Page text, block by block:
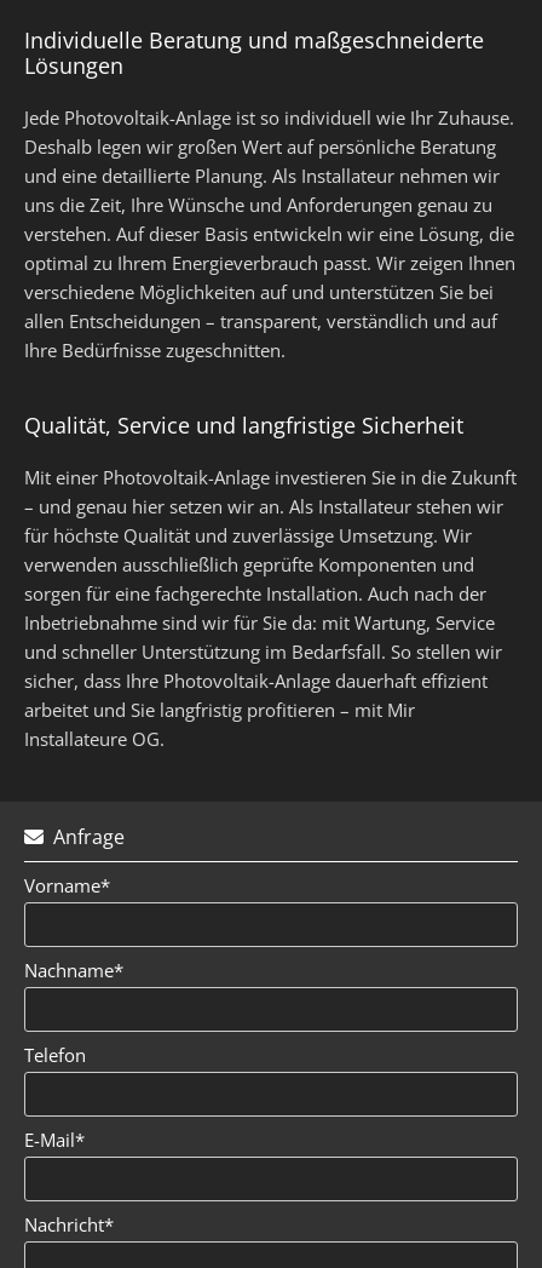
Individuelle Beratung und maßgeschneiderte
Lösungen
Jede Photovoltaik-Anlage ist so individuell wie Ihr Zuhause.
Deshalb legen wir großen Wert auf persönliche Beratung
und eine detaillierte Planung. Als Installateur nehmen wir
uns die Zeit, Ihre Wünsche und Anforderungen genau zu
verstehen. Auf dieser Basis entwickeln wir eine Lösung, die
optimal zu Ihrem Energieverbrauch passt. Wir zeigen Ihnen
verschiedene Möglichkeiten auf und unterstützen Sie bei
allen Entscheidungen – transparent, verständlich und auf
Ihre Bedürfnisse zugeschnitten.
Qualität, Service und langfristige Sicherheit
Mit einer Photovoltaik-Anlage investieren Sie in die Zukunft
– und genau hier setzen wir an. Als Installateur stehen wir
für höchste Qualität und zuverlässige Umsetzung. Wir
verwenden ausschließlich geprüfte Komponenten und
sorgen für eine fachgerechte Installation. Auch nach der
Inbetriebnahme sind wir für Sie da: mit Wartung, Service
und schneller Unterstützung im Bedarfsfall. So stellen wir
sicher, dass Ihre Photovoltaik-Anlage dauerhaft effizient
arbeitet und Sie langfristig profitieren – mit Mir
Installateure OG.
 Anfrage
Vorname*
Nachname*
Telefon
E-Mail*
Nachricht*